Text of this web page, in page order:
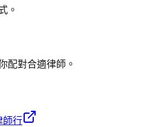
。
配對合適律師。
師行